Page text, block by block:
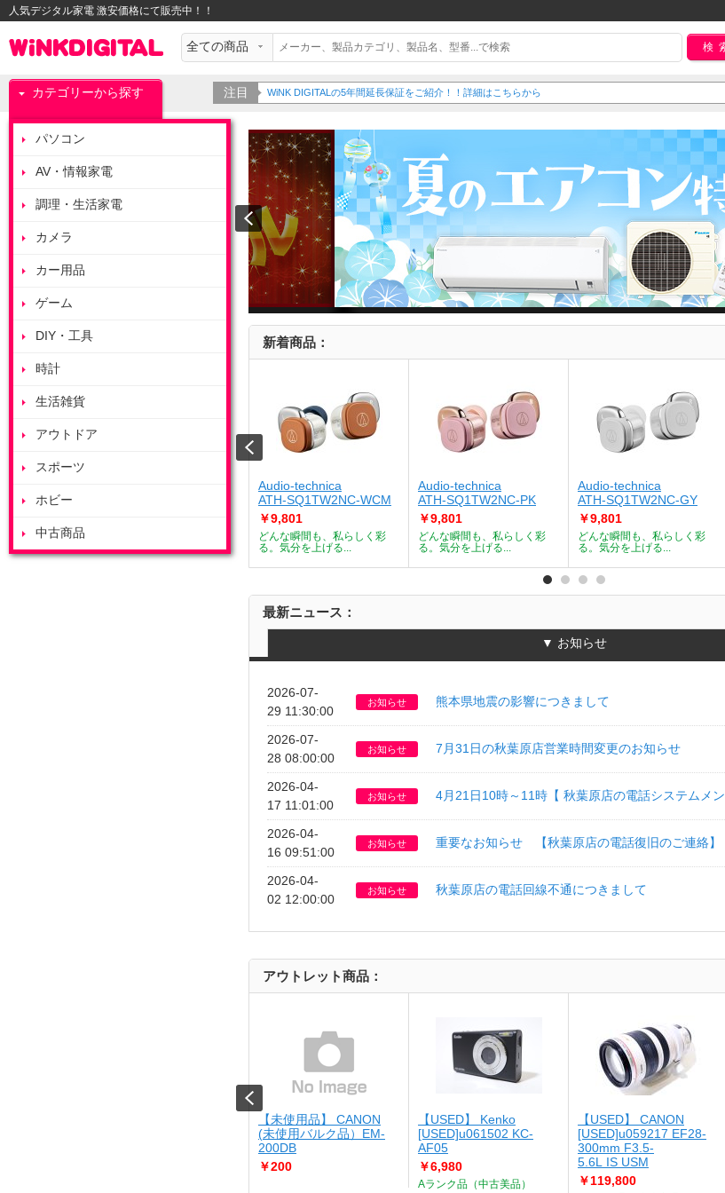
人気デジタル家電 激安価格にて販売中！！
検
カテゴリーから探す
パソコン
AV・情報家電
調理・生活家電
カメラ
カー用品
ゲーム
DIY・工具
時計
生活雑貨
アウトドア
スポーツ
ホビー
中古商品
注目 WiNK DIGITALの5年間延長保証をご紹介！！詳細はこちらから
新着商品：
ートメーカー
て調理すること...
Audio-technica
ATH-SQ1TW2NC-WCM
￥9,801
どんな瞬間も、私らしく彩
る。気分を上げる...
Audio-technica
ATH-SQ1TW2NC-PK
￥9,801
どんな瞬間も、私らしく彩
る。気分を上げる...
Audio-technica
ATH-SQ1TW2NC-GY
￥9,801
どんな瞬間も、私らしく彩
る。気分を上げる...
最新ニュース：
▼ お知らせ
2026-07-
29 11:30:00
お知らせ 熊本県地震の影響につきまして
2026-07-
28 08:00:00
お知らせ 7月31日の秋葉原店営業時間変更のお知らせ
2026-04-
17 11:01:00
お知らせ 4月21日10時～11時【 秋葉原店の電話システムメン
2026-04-
16 09:51:00
お知らせ 重要なお知らせ 【秋葉原店の電話復旧のご連絡】
2026-04-
02 12:00:00
お知らせ 秋葉原店の電話回線不通につきまして
アウトレット商品：
【未使用品】 CANON
(未使用バルク品）EM-
200DB
￥200
【USED】 Kenko
[USED]u061502 KC-
AF05
￥6,980
Aランク品（中古美品）
【USED】 CANON
[USED]u059217 EF28-
300mm F3.5-
5.6L IS USM
￥119,800